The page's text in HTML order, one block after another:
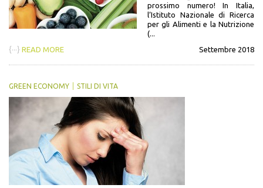
prossimo numero! In Italia,
l’Istituto Nazionale di Ricerca
per gli Alimenti e la Nutrizione
(...
{···} READ MORE Settembre 2018
GREEN ECONOMY STILI DI VITA